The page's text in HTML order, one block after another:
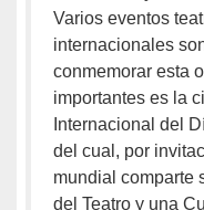
Varios eventos
internacionales
conmemorar esta
importantes es la
Internacional del
del cual, por
mundial comparte
del Teatro y una